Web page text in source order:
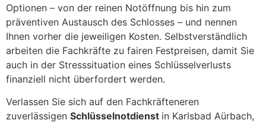
Optionen – von der reinen Notöffnung bis hin zum
präventiven Austausch des Schlosses – und nennen
Ihnen vorher die jeweiligen Kosten. Selbstverständlich
arbeiten die Fachkräfte zu fairen Festpreisen, damit Sie
auch in der Stresssituation eines Schlüsselverlusts
finanziell nicht überfordert werden.
Verlassen Sie sich auf den Fachkräfteneren
zuverlässigen Schlüsselnotdienst in Karlsbad Aürbach,